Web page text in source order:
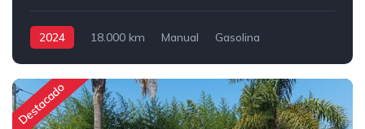
2024 18.000 km Manual Gasolina
Destacado